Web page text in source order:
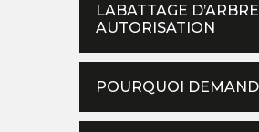
LABATTAGE
AUTORISATION
POURQUOI